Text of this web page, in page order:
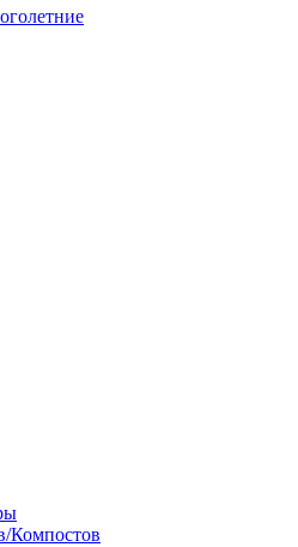
Компостов